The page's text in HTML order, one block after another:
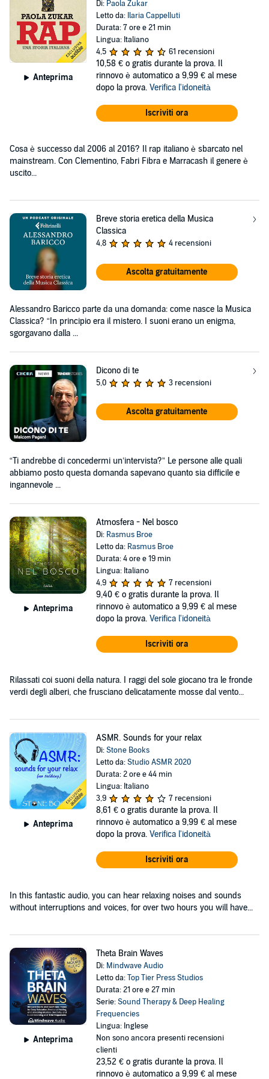
Anteprima
Di: Paola Zukar
Letto da: Ilaria Cappelluti
Durata: 7 ore e 21 min
Lingua: Italiano
4,5
61 recensioni
10,58 € o gratis durante la prova. Il
rinnovo è automatico a 9,99 € al mese
dopo la prova. Verifica l'idoneità
Iscriviti ora
Cosa è successo dal 2006 al 2016? Il rap italiano è sbarcato nel
mainstream. Con Clementino, Fabri Fibra e Marracash il genere è
uscito...
Breve storia eretica della Musica
Classica
4,8 4 recensioni
Ascolta gratuitamente
Alessandro Baricco parte da una domanda: come nasce la Musica
Classica? “In principio era il mistero. I suoni erano un enigma,
sgorgavano dalla ...
Dicono di te
5,0 3 recensioni
Ascolta gratuitamente
“Ti andrebbe di concedermi un’intervista?” Le persone alle quali
abbiamo posto questa domanda sapevano quanto sia difficile e
ingannevole ...
Anteprima
Atmosfera - Nel bosco
Di: Rasmus Broe
Letto da: Rasmus Broe
Durata: 4 ore e 19 min
Lingua: Italiano
4,9
7 recensioni
9,40 € o gratis durante la prova. Il
rinnovo è automatico a 9,99 € al mese
dopo la prova. Verifica l'idoneità
Iscriviti ora
Rilassati coi suoni della natura. I raggi del sole giocano tra le fronde
verdi degli alberi, che frusciano delicatamente mosse dal vento...
Anteprima
ASMR. Sounds for your relax
Di:Stone Books
Letto da:Studio ASMR 2020
Durata: 2 ore e 44 min
Lingua: Italiano
3,9
7 recensioni
8,61 € o gratis durante la prova. Il
rinnovo è automatico a 9,99 € al mese
dopo la prova. Verifica l'idoneità
Iscriviti ora
In this fantastic audio, you can hear relaxing noises and sounds
without interruptions and voices, for over two hours you will have...
Anteprima
Theta Brain Waves
Di: Mindwave Audio
Letto da:Top Tier Press Studios
Durata: 21 ore e 27 min
Serie:Sound Therapy & Deep Healing
Frequencies
Lingua: Inglese
Non sono ancora presenti recensioni
clienti
23,52 € o gratis durante la prova. Il
rinnovo è automatico a 9,99 € al mese